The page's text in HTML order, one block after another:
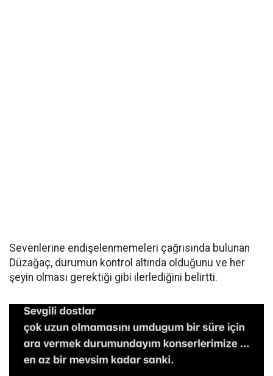
Sevenlerine endişelenmemeleri çağrısında bulunan
Düzağaç, durumun kontrol altında olduğunu ve her
şeyin olması gerektiği gibi ilerlediğini belirtti.